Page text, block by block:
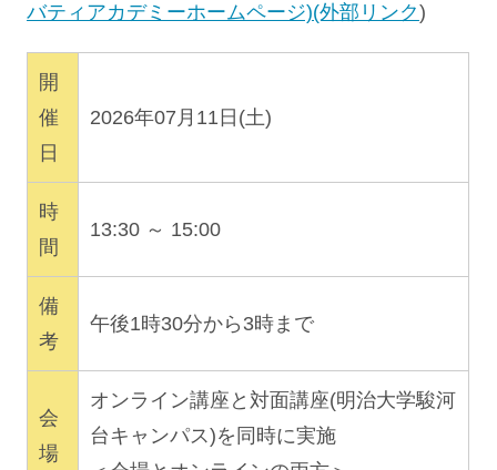
バティアカデミーホームページ)(外部リンク)
開
催
日
2026年07月11日(土)
時
間
13:30 ～ 15:00
備
考
午後1時30分から3時まで
会
場
オンライン講座と対面講座(明治大学駿河
台キャンパス)を同時に実施